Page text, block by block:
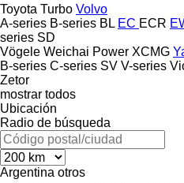
Toyota Turbo Volvo
A-series B-series BL EC ECR
series SD
Vögele Weichai Power XCMG
B-series C-series SV V-series
Zetor
mostrar todos
Ubicación
Radio de búsqueda
Argentina otros